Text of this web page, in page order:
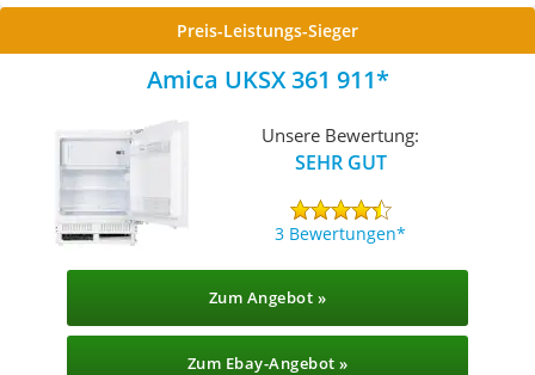
Preis-Leistungs-Sieger
Amica UKSX 361 911
Unsere Bewertung:
SEHR GUT
3 Bewertungen
Zum Angebot »
Zum Ebay-Angebot »